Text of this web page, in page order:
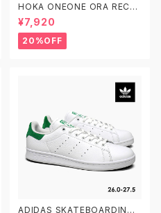
HOKA ONEONE ORA RECO
VERY SLIDE 3 ホカオネオネ
オラ リカバリー スライド 3 109
9675 BDGGR メンズ リカバリ
ーサンダル
¥7,920
20%OFF
ADIDAS SKATEBOARDING